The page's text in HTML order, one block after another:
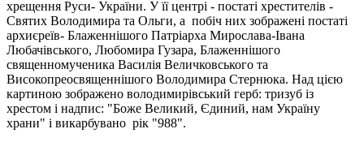
хрещення Руси- України. У її центрі - постаті хрестителів -
Святих Володимира та Ольги, а побіч них зображені постаті
архиєреїв- Блаженнішого Патріарха Мирослава-Івана
Любачівського, Любомира Гузара, Блаженнішого
священномученика Василія Величковського та
Високопреосвященнішого Володимира Стернюка. Над цією
картиною зображено володимирівський герб: тризуб із
хрестом і надпис: "Боже Великий, Єдиний, нам Україну
храни" і викарбувано рік "988".